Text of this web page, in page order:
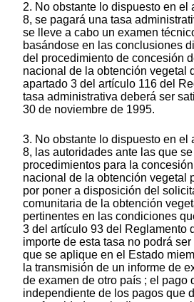
2. No obstante lo dispuesto en el
8, se pagará una tasa
se lleve a cabo un examen
basándose en las conclusiones
del procedimiento de concesión
nacional de la obtención vegetal
apartado 3 del artículo 116 del
tasa administrativa deberá ser
30 de noviembre de 1995.
3. No obstante lo dispuesto en el
8, las autoridades ante las que
procedimientos para la
nacional de la obtención vegetal
por poner a disposición del
comunitaria de la obtención
pertinentes en las condiciones
3 del artículo 93 del Reglamento
importe de esta tasa no podrá
que se aplique en el Estado
la transmisión de un informe de
de examen de otro país ; el pago
independiente de los pagos que